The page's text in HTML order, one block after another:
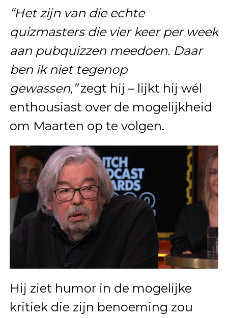
“Het zijn van die echte
quizmasters die vier keer per week
aan pubquizzen meedoen. Daar
ben ik niet tegenop
gewassen,”zegt hij – lijkt hij wél
enthousiast over de mogelijkheid
om Maarten op te volgen.
Hij ziet humor in de mogelijke
kritiek die zijn benoeming zou